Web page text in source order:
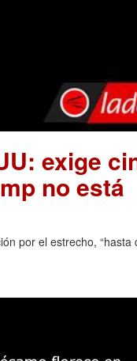
exige
no está
por el estrecho, “hasta